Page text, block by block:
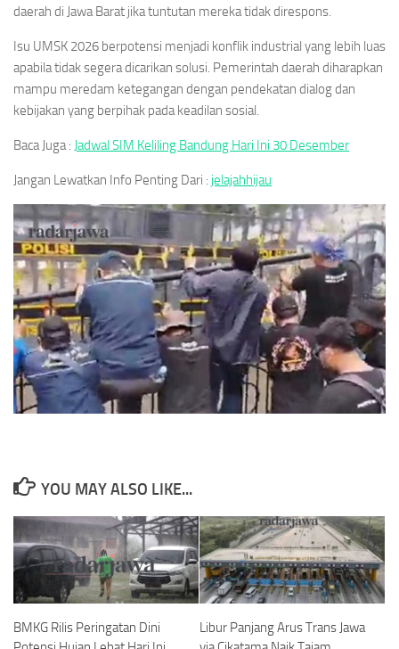
daerah di Jawa Barat jika tuntutan mereka tidak direspons.
Isu UMSK 2026 berpotensi menjadi konflik industrial yang lebih luas
apabila tidak segera dicarikan solusi. Pemerintah daerah diharapkan
mampu meredam ketegangan dengan pendekatan dialog dan
kebijakan yang berpihak pada keadilan sosial.
Baca Juga : Jadwal SIM Keliling Bandung Hari Ini 30 Desember
Jangan Lewatkan Info Penting Dari : jelajahhijau
YOU MAY ALSO LIKE...
BMKG Rilis Peringatan Dini
Libur Panjang Arus Trans Jawa